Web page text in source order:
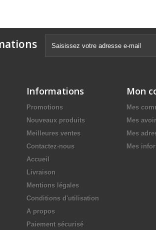
Informations
Promotions
Nouveaux produits
Meilleures ventes
Contactez-nous
Accueil
Livraison
Mentions légales
Conditions d'utilisation
A propos
Paiement sécurisé
Mon
Mes
Mes
Mes
Mes